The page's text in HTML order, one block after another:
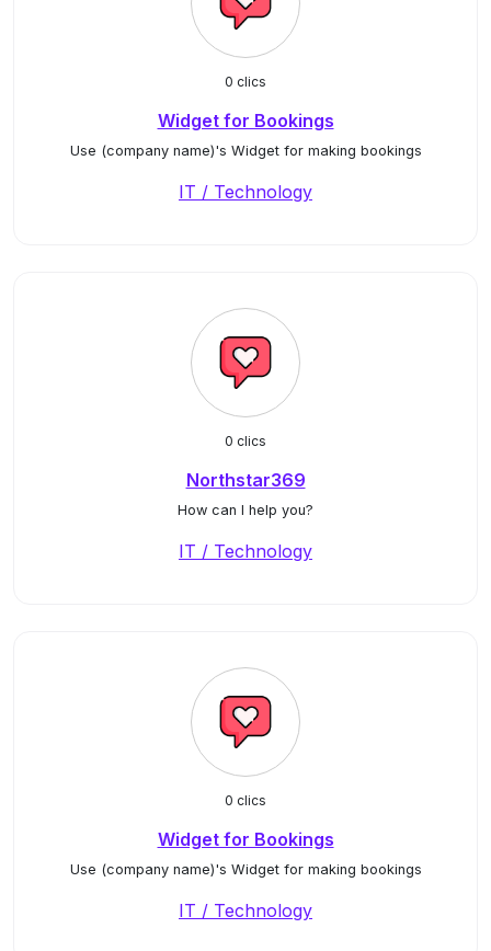
0 clics
Widget for Bookings
Use (company name)'s Widget for making bookings
IT / Technology
0 clics
Northstar369
How can I help you?
IT / Technology
0 clics
Widget for Bookings
Use (company name)'s Widget for making bookings
IT / Technology